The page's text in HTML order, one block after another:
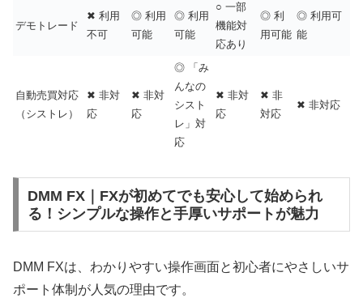
デモトレード
✖ 利用
不可
◎ 利用
可能
◎ 利用
可能
○ 一部
機能対
応あり
◎ 利
用可能
◎ 利用可
能
自動売買対応
（シストレ）
✖ 非対
応
✖ 非対
応
◎ 「み
んなの
シスト
レ」対
応
✖ 非対
応
✖ 非
対応
✖ 非対応
DMM FX｜FXが初めてでも安心して始められ
る！シンプルな操作と手厚いサポートが魅力
DMM FXは、わかりやすい操作画面と初心者にやさしいサ
ポート体制が人気の理由です。